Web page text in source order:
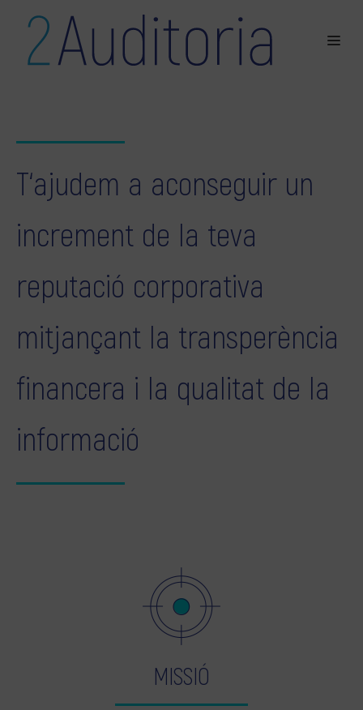
T‘ajudem a aconseguir un
increment de la teva
reputació corporativa
mitjançant la transperència
financera i la qualitat de la
informació
MISSIÓ